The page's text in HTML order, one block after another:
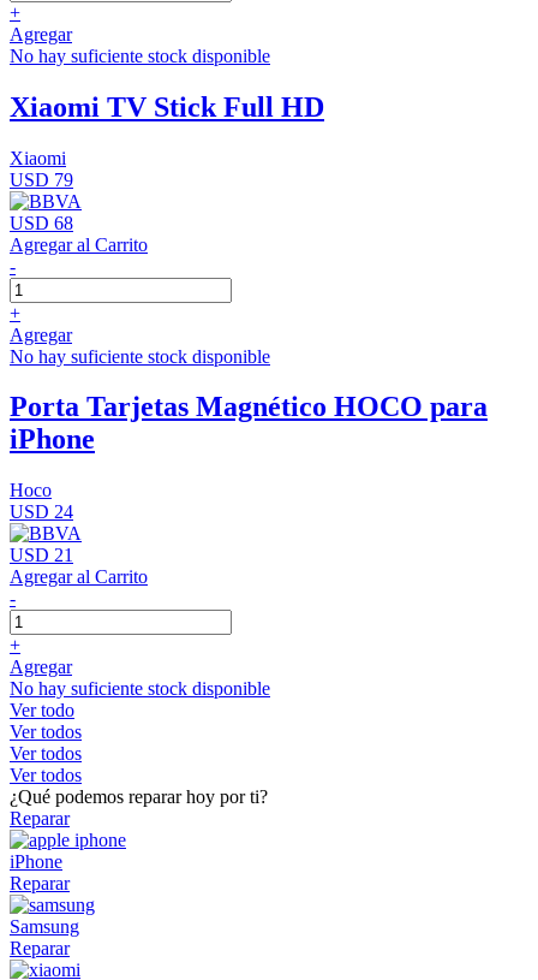
+
Agregar
No hay suficiente stock disponible
Xiaomi TV Stick Full HD
Xiaomi
USD 79
USD 68
Agregar al Carrito
-
+
Agregar
No hay suficiente stock disponible
Porta Tarjetas Magnético HOCO para
iPhone
Hoco
USD 24
USD 21
Agregar al Carrito
-
+
Agregar
No hay suficiente stock disponible
Ver todo
Ver todos
Ver todos
Ver todos
¿Qué podemos reparar hoy por ti?
Reparar
iPhone
Reparar
Samsung
Reparar